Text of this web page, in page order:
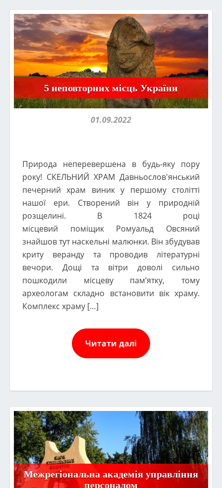
5 неповторних місць України
01.09.2022
Природа неперевершена в будь-яку пору
року! СКЕЛЬНИЙ ХРАМ Давньослов'янський
печерний храм виник у першому столітті
нашої ери. Створений він у природній
розщелині. В 1824 році
місцевий поміщик Ромуальд Овсяний
знайшов тут наскельні малюнки. Він збудував
криту веранду та проводив літературні
вечори. Дощі та вітри доволі сильно
пошкодили місцеву пам’ятку, тому
археологам складно встановити вік храму.
Комплекс храму […]
Читати далі
Межрегіональна академія управління
персоналом